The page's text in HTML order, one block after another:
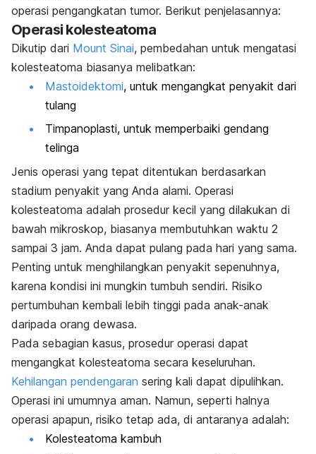
operasi pengangkatan tumor. Berikut penjelasannya:
Operasi kolesteatoma
Dikutip dari Mount Sinai, pembedahan untuk mengatasi
kolesteatoma biasanya melibatkan:
Mastoidektomi, untuk mengangkat penyakit dari
tulang
Timpanoplasti, untuk memperbaiki gendang
telinga
Jenis operasi yang tepat ditentukan berdasarkan
stadium penyakit yang Anda alami. Operasi
kolesteatoma adalah prosedur kecil yang dilakukan di
bawah mikroskop, biasanya membutuhkan waktu 2
sampai 3 jam. Anda dapat pulang pada hari yang sama.
Penting untuk menghilangkan penyakit sepenuhnya,
karena kondisi ini mungkin tumbuh sendiri. Risiko
pertumbuhan kembali lebih tinggi pada anak-anak
daripada orang dewasa.
Pada sebagian kasus, prosedur operasi dapat
mengangkat kolesteatoma secara keseluruhan.
Kehilangan pendengaran sering kali dapat dipulihkan.
Operasi ini umumnya aman. Namun, seperti halnya
operasi apapun, risiko tetap ada, di antaranya adalah:
Kolesteatoma kambuh